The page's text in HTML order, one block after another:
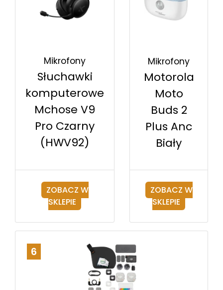
Mikrofony
Słuchawki
komputerowe
Mchose V9
Pro Czarny
(HWV92)
ZOBACZ W
SKLEPIE
Mikrofony
Motorola
Moto
Buds 2
Plus Anc
Biały
ZOBACZ W
SKLEPIE
6